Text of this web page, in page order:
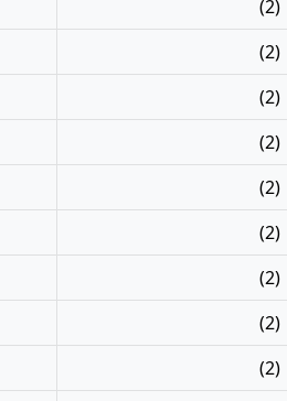
(2)
(2)
(2)
(2)
(2)
(2)
(2)
(2)
(2)